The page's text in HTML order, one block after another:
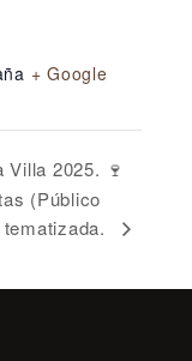
+ Google
Villa 2025. 🍷
(Público